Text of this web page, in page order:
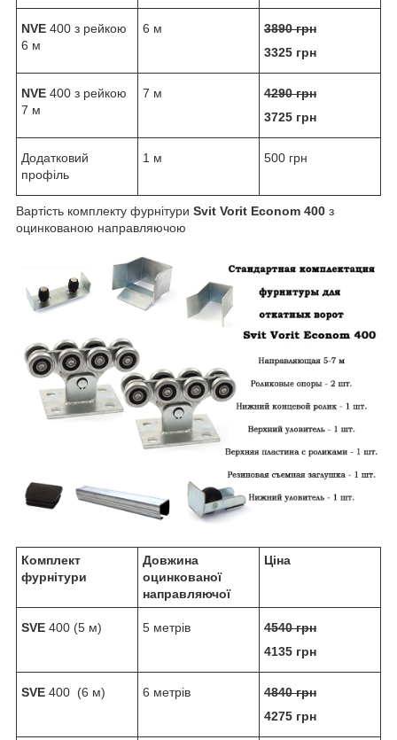
NVE 400 з рейкою
6 м
6 м
3890 грн
3325 грн
NVE 400 з рейкою
7 м
7 м
4290 грн
3725 грн
Додатковий
профіль
1 м 500 грн
Вартість комплекту фурнітури Svit Vorit Econom 400 з
оцинкованою направляючою
Комплект
фурнітури
Довжина
оцинкованої
направляючої
Ціна
SVE 400 (5 м) 5 метрів
4540 грн
4135 грн
SVE 400 (6 м) 6 метрів
4840 грн
4275 грн